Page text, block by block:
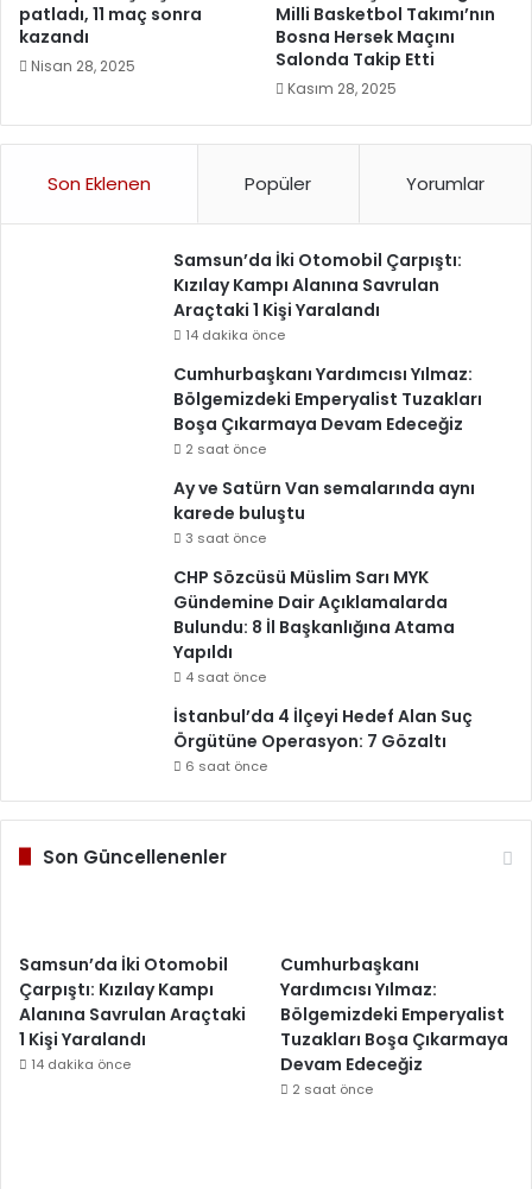
patladı, 11 maç sonra
kazandı
Nisan 28, 2025
Milli Basketbol Takımı’nın
Bosna Hersek Maçını
Salonda Takip Etti
Kasım 28, 2025
Son Eklenen Popüler Yorumlar
Samsun’da İki Otomobil Çarpıştı:
Kızılay Kampı Alanına Savrulan
Araçtaki 1 Kişi Yaralandı
14 dakika önce
Cumhurbaşkanı Yardımcısı Yılmaz:
Bölgemizdeki Emperyalist Tuzakları
Boşa Çıkarmaya Devam Edeceğiz
2 saat önce
Ay ve Satürn Van semalarında aynı
karede buluştu
3 saat önce
CHP Sözcüsü Müslim Sarı MYK
Gündemine Dair Açıklamalarda
Bulundu: 8 İl Başkanlığına Atama
Yapıldı
4 saat önce
İstanbul’da 4 İlçeyi Hedef Alan Suç
Örgütüne Operasyon: 7 Gözaltı
6 saat önce
Son Güncellenenler
Samsun’da İki Otomobil
Çarpıştı: Kızılay Kampı
Alanına Savrulan Araçtaki
1 Kişi Yaralandı
14 dakika önce
Cumhurbaşkanı
Yardımcısı Yılmaz:
Bölgemizdeki Emperyalist
Tuzakları Boşa Çıkarmaya
Devam Edeceğiz
2 saat önce